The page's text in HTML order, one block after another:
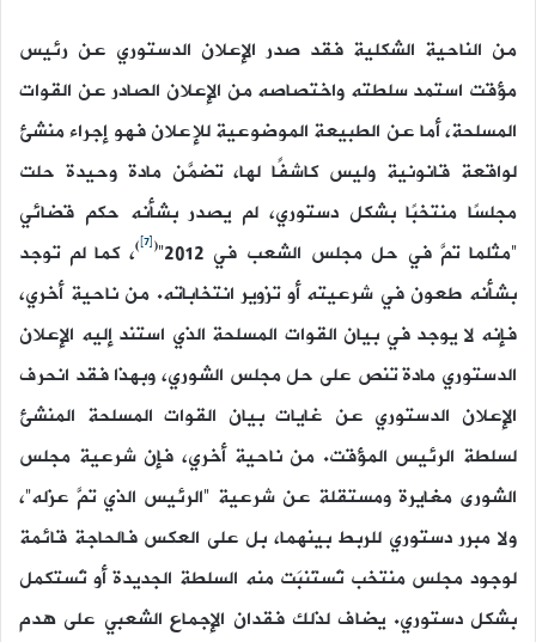
من الناحية الشكلية فقد صدر الإعلان الدستوري عن رئيس
مؤقت استمد سلطته واختصاصه من الإعلان الصادر عن القوات
المسلحة، أما عن الطبيعة الموضوعية للإعلان فهو إجراء منشئ
لواقعة قانونية وليس كاشفًا لها، تضمَّن مادة وحيدة حلت
مجلسًا منتخبًا بشكل دستوري، لم يصدر بشأنه حكم قضائي
“مثلما تمَّ في حل مجلس الشعب في 2012”
(
[7]
)، كما لم توجد
بشأنه طعون في شرعيته أو تزوير انتخاباته. من ناحية أخري،
فإنه لا يوجد في بيان القوات المسلحة الذي استند إليه الإعلان
الدستوري مادة تنص على حل مجلس الشوري، وبهذا فقد انحرف
الإعلان الدستوري عن غايات بيان القوات المسلحة المنشئ
لسلطة الرئيس المؤقت. من ناحية أخري، فإن شرعية مجلس
الشورى مغايرة ومستقلة عن شرعية “الرئيس الذي تمَّ عزله”،
ولا مبرر دستوري للربط بينهما، بل على العكس فالحاجة قائمة
لوجود مجلس منتخب تُستَنبَت منه السلطة الجديدة أو تُستكمل
بشكل دستوري. يضاف لذلك فقدان الإجماع الشعبي على هدم